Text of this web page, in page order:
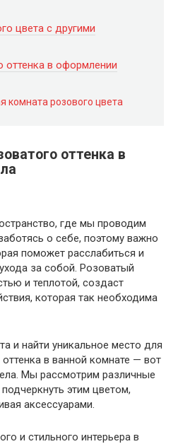
цвета с другими
оттенка в оформлении
комната розового цвета
оттенка в
где мы проводим
о себе, поэтому важно
поможет расслабиться и
за собой. Розоватый
и теплотой, создаст
которая так необходима
и найти уникальное место для
в ванной комнате — вот
Мы рассмотрим различные
этим цветом,
аксессуарами.
и стильного интерьера в